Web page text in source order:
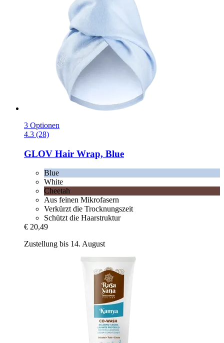
3 Optionen
4.3 (28)
GLOV Hair Wrap, Blue
Blue
White
Cheetah
Aus feinen Mikrofasern
Verkürzt die Trocknungszeit
Schützt die Haarstruktur
€ 20,49
Zustellung bis 14. August